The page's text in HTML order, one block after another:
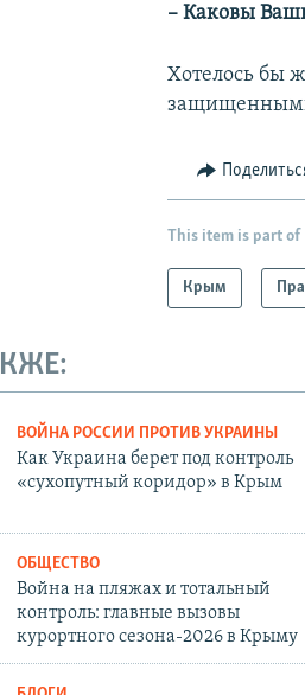
– Каковы
Хотелось бы
защищенными,
This item is part of
Крым
ВОЙНА РОССИИ ПРОТИВ УКРАИНЫ
Как Украина берет под контроль
«сухопутный коридор» в Крым
ОБЩЕСТВО
Война на пляжах и тотальный
контроль: главные вызовы
курортного сезона-2026 в Крыму